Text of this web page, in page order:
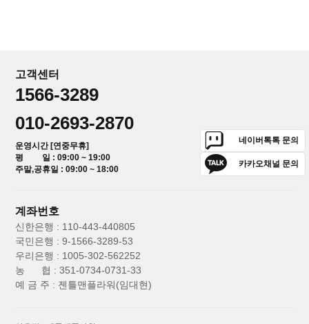
고객센터
1566-3289
010-2693-2870
운영시간 [연중무휴]
평 일 : 09:00 ~ 19:00
주말,공휴일 : 09:00 ~ 18:00
네이버톡톡 문의
카카오채널 문의
계좌번호
신한은행 : 110-443-440805
국민은행 : 9-1566-3289-53
우리은행 : 1005-302-562252
농 협 : 351-0734-0731-33
예 금 주 : 젠틀맨플라워(임대현)